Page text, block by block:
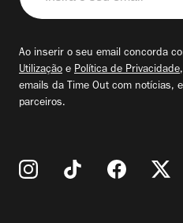
o
seu
Ao inserir o seu email concorda
Utilização e Política de Privacidade
emails da Time Out com notícias,
parceiros.